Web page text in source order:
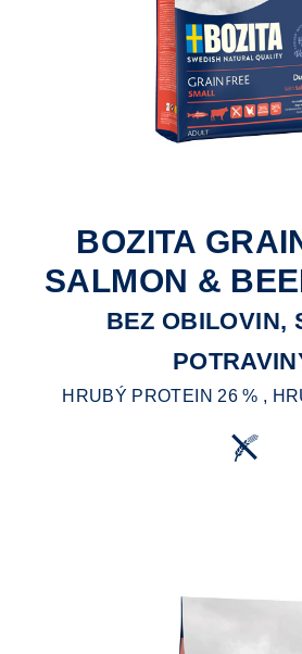
BOZITA
SALMON &
BEZ OBILOVIN,
HRUBÝ PROTEIN 26 % ,